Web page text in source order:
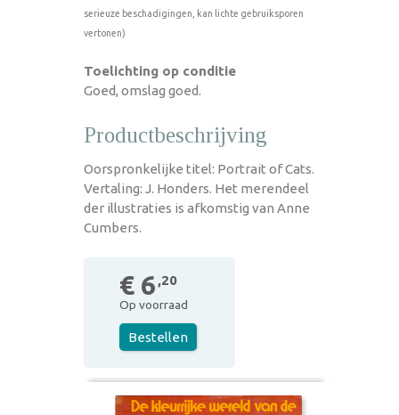
serieuze beschadigingen, kan lichte gebruiksporen
vertonen)
Toelichting op conditie
Goed, omslag goed.
Productbeschrijving
Oorspronkelijke titel: Portrait of Cats.
Vertaling: J. Honders. Het merendeel
der illustraties is afkomstig van Anne
Cumbers.
€ 6 ,20
Op voorraad
Bestellen